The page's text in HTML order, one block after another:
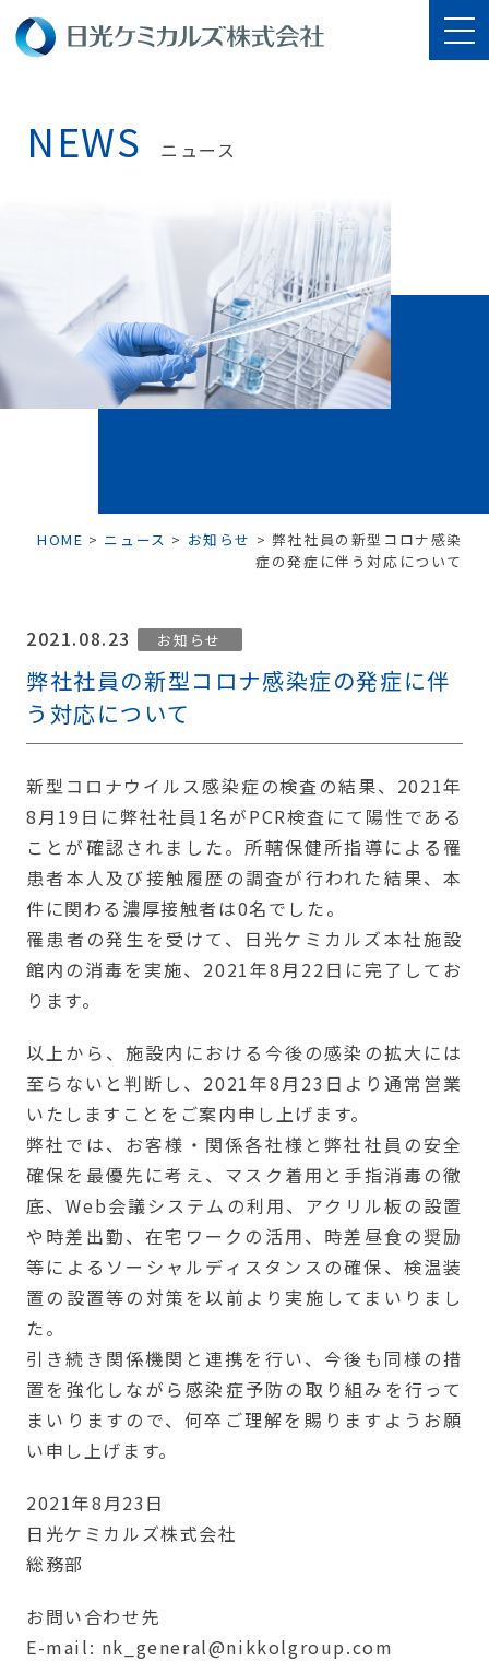
NEWS ニュース
HOME > ニュース > お知らせ > 弊社社員の新型コロナ感染
症の発症に伴う対応について
2021.08.23 お知らせ
弊社社員の新型コロナ感染症の発症に伴
う対応について
新型コロナウイルス感染症の検査の結果、2021年
8月19日に弊社社員1名がPCR検査にて陽性である
ことが確認されました。所轄保健所指導による罹
患者本人及び接触履歴の調査が行われた結果、本
件に関わる濃厚接触者は0名でした。
罹患者の発生を受けて、日光ケミカルズ本社施設
館内の消毒を実施、2021年8月22日に完了してお
ります。
以上から、施設内における今後の感染の拡大には
至らないと判断し、2021年8月23日より通常営業
いたしますことをご案内申し上げます。
弊社では、お客様・関係各社様と弊社社員の安全
確保を最優先に考え、マスク着用と手指消毒の徹
底、Web会議システムの利用、アクリル板の設置
や時差出勤、在宅ワークの活用、時差昼食の奨励
等によるソーシャルディスタンスの確保、検温装
置の設置等の対策を以前より実施してまいりまし
た。
引き続き関係機関と連携を行い、今後も同様の措
置を強化しながら感染症予防の取り組みを行って
まいりますので、何卒ご理解を賜りますようお願
い申し上げます。
2021年8月23日
日光ケミカルズ株式会社
総務部
お問い合わせ先
E-mail: nk_general@nikkolgroup.com